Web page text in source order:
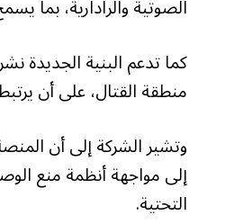
الصوتية والرادارية، بما
كما تدعم البنية الجديدة
منطقة القتال، على أن
وتشير الشركة إلى أن
إلى مواجهة أنظمة منع
التحتية.